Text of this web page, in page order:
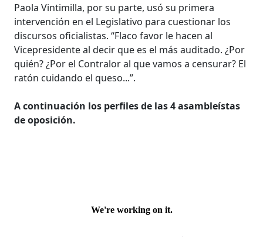
Paola Vintimilla, por su parte, usó su primera
intervención en el Legislativo para cuestionar los
discursos oficialistas. “Flaco favor le hacen al
Vicepresidente al decir que es el más auditado. ¿Por
quién? ¿Por el Contralor al que vamos a censurar? El
ratón cuidando el queso...”.
A continuación los perfiles de las 4 asambleístas
de oposición.